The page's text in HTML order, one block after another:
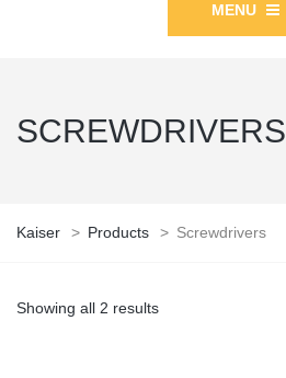
MENU
SCREWDRIVERS
Kaiser > Products > Screwdrivers
Showing all 2 results